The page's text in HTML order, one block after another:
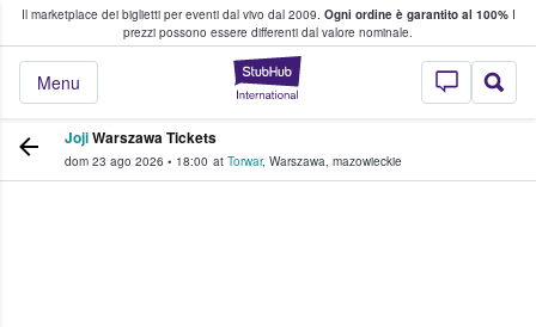
Il marketplace dei biglietti per eventi dal vivo dal 2009. Ogni ordine è garantito al 100%I
prezzi possono essere differenti dal valore nominale.
StubHub - Dove
Menu
fan comprano e vendono biglietti
JojiWarszawa Tickets
dom 23 ago 2026 • 18:00 at Torwar, Warszawa, mazowieckie